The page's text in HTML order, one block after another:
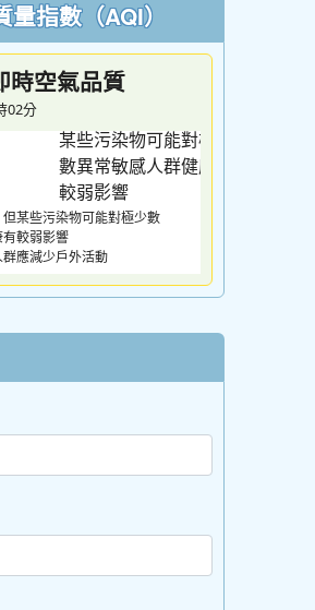
量指數（AQI）
時空氣品質
02分
某些污染物可能對極少數
較弱影響
應減少戶外活動